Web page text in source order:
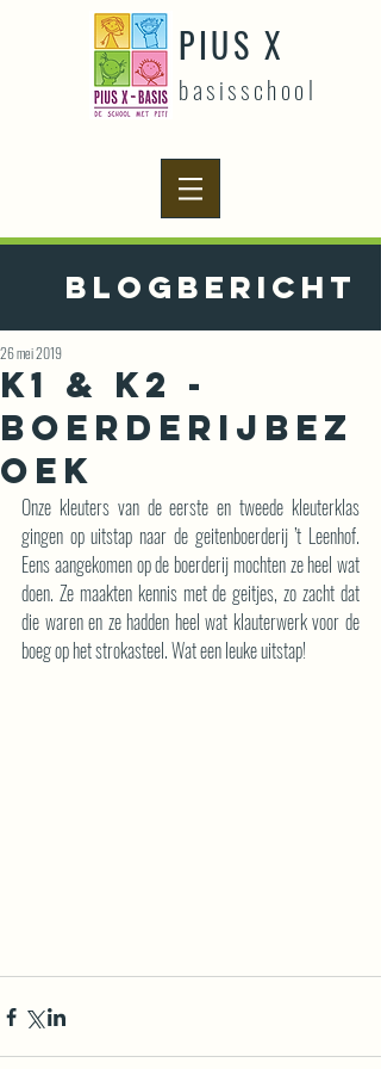
PIUS X
basisschool
Blogbericht
K1 & K2 -
Boerderijbez
oek
26 mei 2019
Onze kleuters van de eerste en tweede kleuterklas
gingen op uitstap naar de geitenboerderij ’t Leenhof.
Eens aangekomen op de boerderij mochten ze heel wat
doen. Ze maakten kennis met de geitjes, zo zacht dat
die waren en ze hadden heel wat klauterwerk voor de
boeg op het strokasteel. Wat een leuke uitstap!